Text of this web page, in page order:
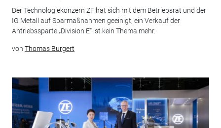
Der Technologiekonzern ZF hat sich mit dem Betriebsrat und der
IG Metall auf Sparmaßnahmen geeinigt, ein Verkauf der
Antriebssparte „Division E“ ist kein Thema mehr.
von Thomas Burgert